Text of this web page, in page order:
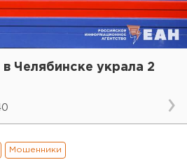
Челябинске украла 2
Мошенники